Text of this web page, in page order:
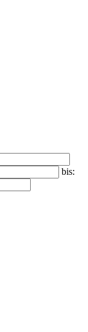
bis: